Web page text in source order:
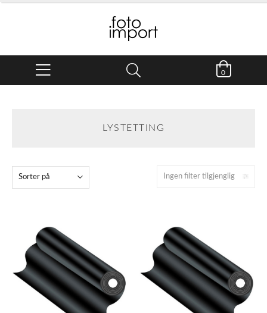
0
LYSTETTING
Ingen filter tilgjenglig
Sorter på